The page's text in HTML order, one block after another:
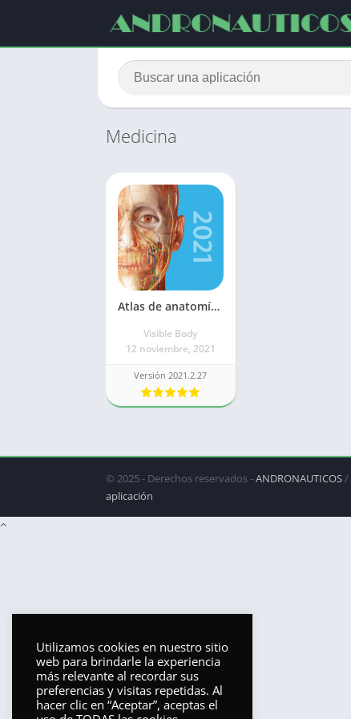
Medicina
Atlas de anatomía humana
Visible Body
12 noviembre, 2021
Versión 2021.2.27
© 2025 - Derechos reservados -ANDRONAUTICOS /
aplicación
Utilizamos cookies en nuestro sitio
web para brindarle la experiencia
más relevante al recordar sus
preferencias y visitas repetidas. Al
hacer clic en “Aceptar”, aceptas el